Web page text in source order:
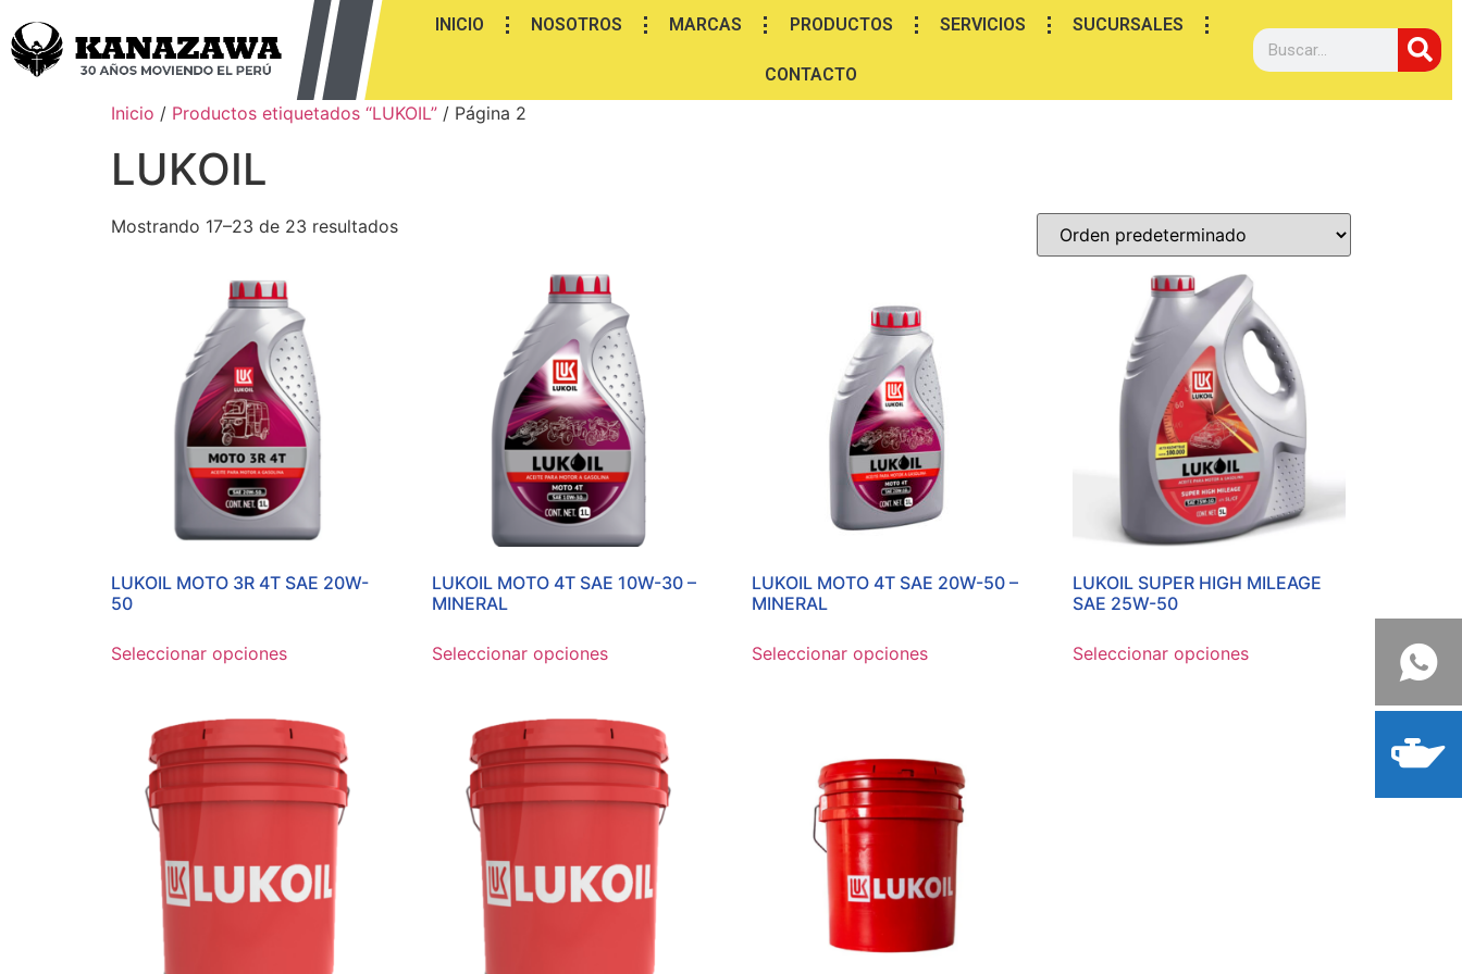
INICIO NOSOTROS MARCAS PRODUCTOS SERVICIOS SUCURSALES
CONTACTO
Inicio / Productos etiquetados “LUKOIL” / Página 2
LUKOIL
Mostrando 17–23 de 23 resultados
LUKOIL MOTO 3R 4T SAE 20W-
50
Seleccionar opciones
LUKOIL MOTO 4T SAE 10W-30 –
MINERAL
Seleccionar opciones
LUKOIL MOTO 4T SAE 20W-50 –
MINERAL
Seleccionar opciones
LUKOIL SUPER HIGH MILEAGE
SAE 25W-50
Seleccionar opciones